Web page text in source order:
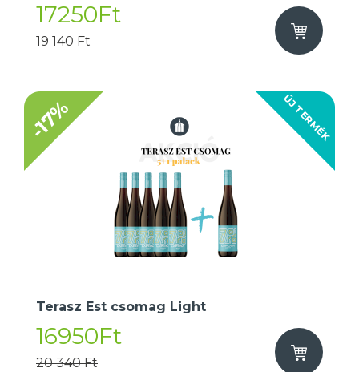
17250Ft
19 140 Ft
ÚJ TERMÉK
-17%
Terasz Est csomag Light
16950Ft
20 340 Ft